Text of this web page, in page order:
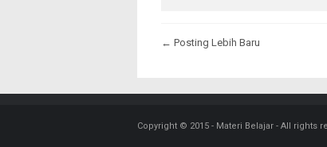
← Posting Lebih Baru
Copyright © 2015 - Materi Belajar - All rights